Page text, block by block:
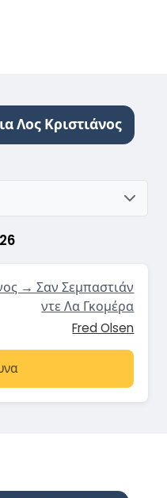
Λος Κριστιάνος
→ Σαν Σεμπαστιάν
ντε Λα Γκομέρα
Fred Olsen